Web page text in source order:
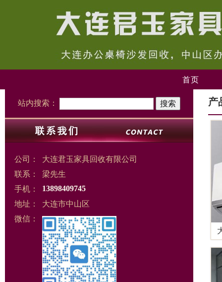
首页
站内搜索：
公司：
大连君玉家具回收有限公司
联系：
梁先生
手机：
13898409745
地址：
大连市中山区
微信：
产